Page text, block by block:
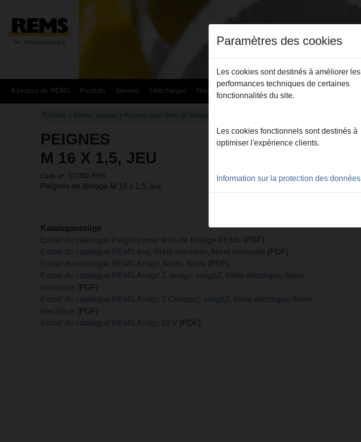
A propos de REMS Produits Service Télécharger Nouveautés Sitemap Contact
Produits > Fileter, rainurer > Peignes pour têtes de filetage REMS
PEIGNES
M 16 X 1,5, JEU
Code art. 521302 RWS
Peignes de filetage M 16 x 1,5, jeu
Katalogauszüge
Extrait du catalogue Peignes pour têtes de filetage REMS (PDF)
Extrait du catalogue REMS eva, filière manuelle, filiere manuelle (PDF)
Extrait du catalogue REMS Amigo, filière, filiere (PDF)
Extrait du catalogue REMS Amigo 2, amigo, amigo2, filière électrique, filiere
electrique (PDF)
Extrait du catalogue REMS Amigo 2 Compact, amigo2, filière électrique, filiere
electrique (PDF)
Extrait du catalogue REMS Amigo 22 V (PDF)
Paramètres des cookies
Les cookies sont destinés à améliorer les
performances techniques de certaines
fonctionnalités du site.
Les cookies fonctionnels sont destinés à
optimiser l'expérience clients.
Information sur la protection des données